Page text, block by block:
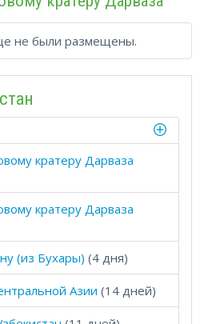
не были размещены.
кратеру Дарваза
кратеру Дарваза
(из Бухары) (4 дня)
Азии (14 дней)